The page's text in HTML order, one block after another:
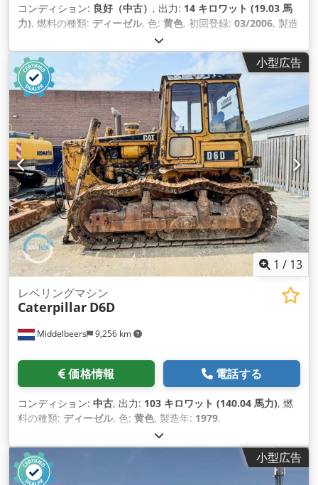
コンディション: 良好（中古） , 出力: 14 キロワット (19.03 馬
力), 燃料の種類: ディーゼル, 色: 黄色, 初回登録: 03/2006, 製造
小型広告
1 / 13
Middelbeers 9,256 km
レベリングマシン
Caterpillar D6D
価格情報 電話する
コンディション: 中古, 出力: 103 キロワット (140.04 馬力), 燃
料の種類: ディーゼル, 色: 黄色, 製造年: 1979,
小型広告